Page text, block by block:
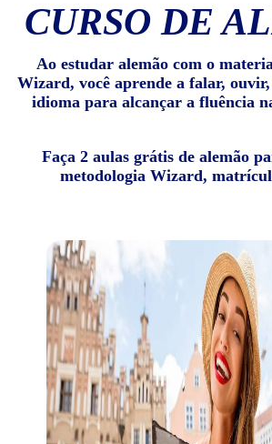
CURSO DE
Ao estudar alemão com o
Wizard, você aprende a falar,
idioma para alcançar a fluência
Faça 2 aulas grátis de alemão
metodologia Wizard,